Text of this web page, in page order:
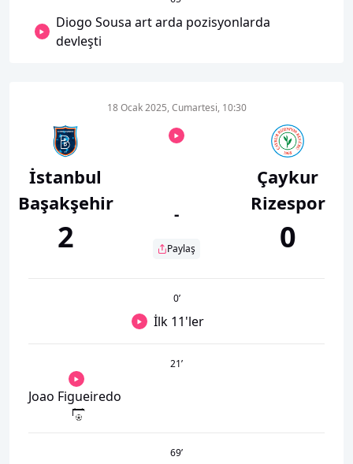
Diogo Sousa art arda pozisyonlarda
devleşti
İstanbul
Başakşehir
2
18 Ocak 2025, Cumartesi, 10:30
-
Paylaş
Çaykur
Rizespor
0
0’
İlk 11'ler
21’
Joao Figueiredo
69’